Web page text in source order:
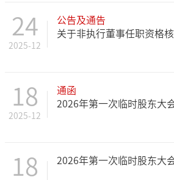
24
2025-12
公告及通告
关于非执行董事任职资格
18
2025-12
通函
2026年第一次临时股东大
18 2026年第一次临时股东大